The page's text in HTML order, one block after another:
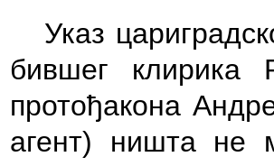
Указ
бившег клирика
протођакона
агент) ништа не